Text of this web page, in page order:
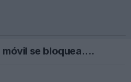
se bloquea....